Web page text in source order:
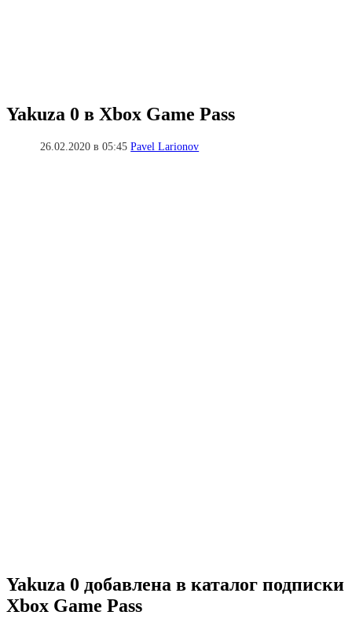
Yakuza 0 в Xbox Game Pass
26.02.2020 в 05:45Pavel Larionov
Yakuza 0 добавлена в каталог подписки
Xbox Game Pass